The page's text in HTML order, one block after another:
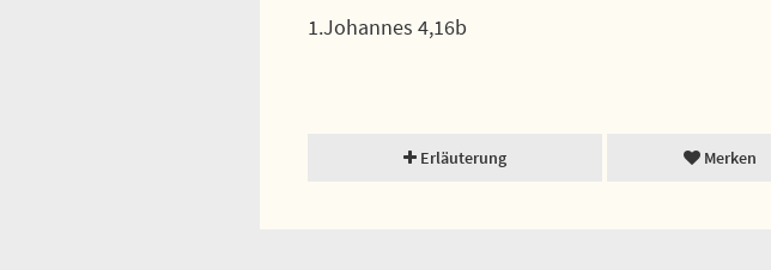
1.Johannes 4,16b
Erläuterung Merken